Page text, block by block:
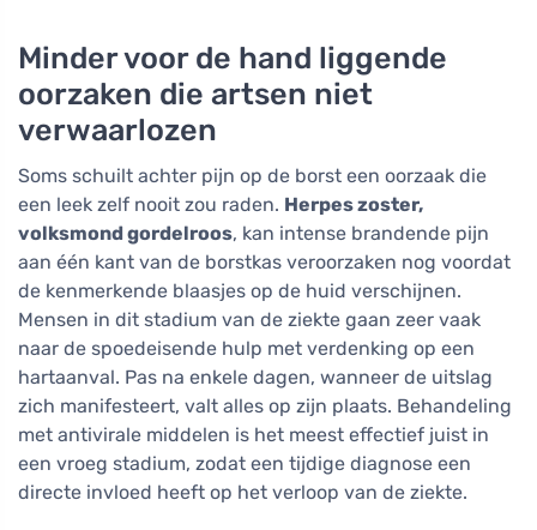
Minder voor de hand liggende
oorzaken die artsen niet
verwaarlozen
Soms schuilt achter pijn op de borst een oorzaak die
een leek zelf nooit zou raden. Herpes zoster,
volksmond gordelroos, kan intense brandende pijn
aan één kant van de borstkas veroorzaken nog voordat
de kenmerkende blaasjes op de huid verschijnen.
Mensen in dit stadium van de ziekte gaan zeer vaak
naar de spoedeisende hulp met verdenking op een
hartaanval. Pas na enkele dagen, wanneer de uitslag
zich manifesteert, valt alles op zijn plaats. Behandeling
met antivirale middelen is het meest effectief juist in
een vroeg stadium, zodat een tijdige diagnose een
directe invloed heeft op het verloop van de ziekte.